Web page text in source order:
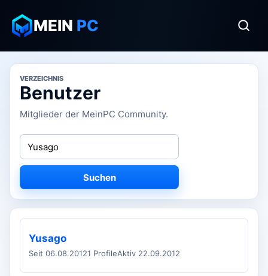
MEIN PC
VERZEICHNIS
Benutzer
Mitglieder der MeinPC Community.
Suchen
Yusago
Seit 06.08.20121 ProfileAktiv 22.09.2012